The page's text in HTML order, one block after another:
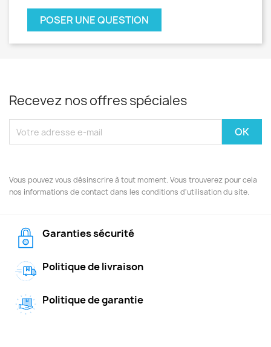
POSER UNE QUESTION
Recevez nos offres spéciales
Vous pouvez vous désinscrire à tout moment. Vous trouverez pour cela
nos informations de contact dans les conditions d'utilisation du site.
Garanties sécurité
Politique de livraison
Politique de garantie